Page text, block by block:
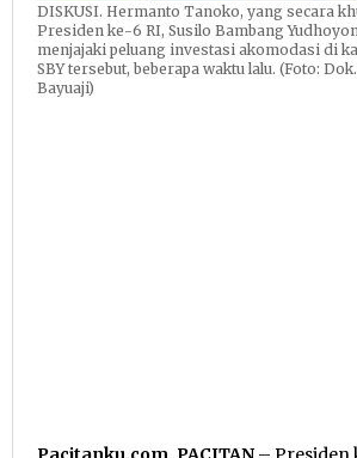
DISKUSI. Hermanto Tanoko, yang secara
Presiden ke-6 RI, Susilo Bambang
menjajaki peluang investasi akomodasi di
SBY tersebut, beberapa waktu lalu. (Foto:
Bayuaji)